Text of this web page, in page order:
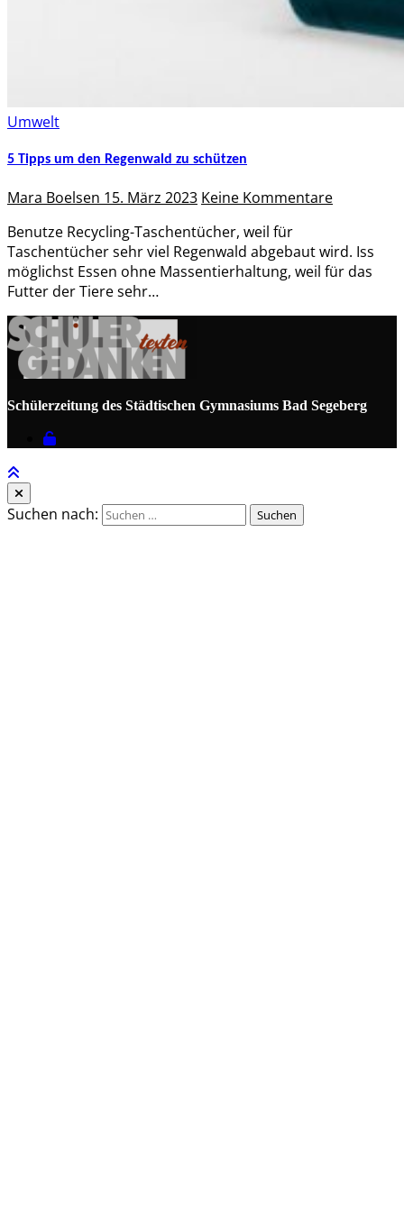
Umwelt
5 Tipps um den Regenwald zu schützen
Mara Boelsen 15. März 2023 Keine Kommentare
Benutze Recycling-Taschentücher, weil für
Taschentücher sehr viel Regenwald abgebaut wird. Iss
möglichst Essen ohne Massentierhaltung, weil für das
Futter der Tiere sehr…
Schülerzeitung des Städtischen Gymnasiums Bad Segeberg
Suchen nach: